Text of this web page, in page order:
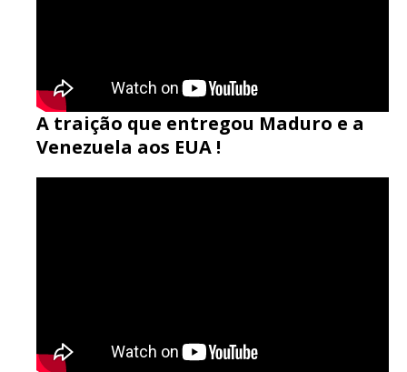
A traição que entregou Maduro e a
Venezuela aos EUA !